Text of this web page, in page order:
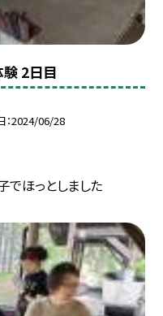
験 2日目
2024/06/28
でほっとしました